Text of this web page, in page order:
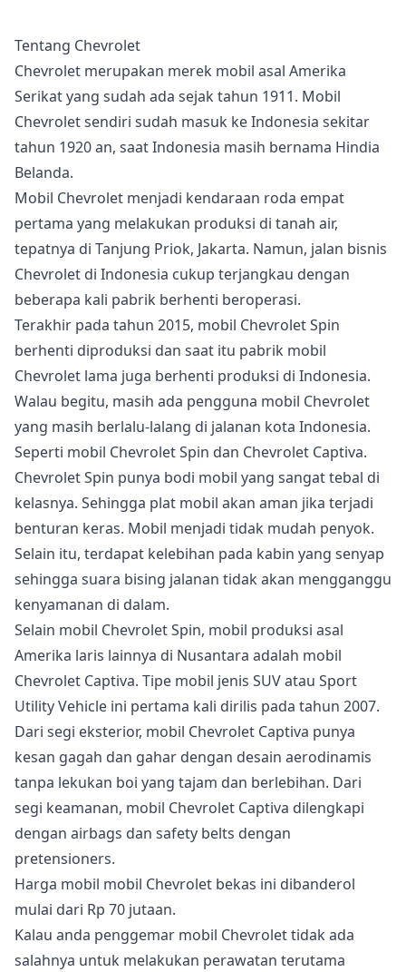
Tentang Chevrolet
Chevrolet merupakan merek mobil asal Amerika
Serikat yang sudah ada sejak tahun 1911. Mobil
Chevrolet sendiri sudah masuk ke Indonesia sekitar
tahun 1920 an, saat Indonesia masih bernama Hindia
Belanda.
Mobil Chevrolet menjadi kendaraan roda empat
pertama yang melakukan produksi di tanah air,
tepatnya di Tanjung Priok, Jakarta. Namun, jalan bisnis
Chevrolet di Indonesia cukup terjangkau dengan
beberapa kali pabrik berhenti beroperasi.
Terakhir pada tahun 2015, mobil Chevrolet Spin
berhenti diproduksi dan saat itu pabrik mobil
Chevrolet lama juga berhenti produksi di Indonesia.
Walau begitu, masih ada pengguna mobil Chevrolet
yang masih berlalu-lalang di jalanan kota Indonesia.
Seperti mobil Chevrolet Spin dan Chevrolet Captiva.
Chevrolet Spin punya bodi mobil yang sangat tebal di
kelasnya. Sehingga plat mobil akan aman jika terjadi
benturan keras. Mobil menjadi tidak mudah penyok.
Selain itu, terdapat kelebihan pada kabin yang senyap
sehingga suara bising jalanan tidak akan mengganggu
kenyamanan di dalam.
Selain mobil Chevrolet Spin, mobil produksi asal
Amerika laris lainnya di Nusantara adalah mobil
Chevrolet Captiva. Tipe mobil jenis SUV atau Sport
Utility Vehicle ini pertama kali dirilis pada tahun 2007.
Dari segi eksterior, mobil Chevrolet Captiva punya
kesan gagah dan gahar dengan desain aerodinamis
tanpa lekukan boi yang tajam dan berlebihan. Dari
segi keamanan, mobil Chevrolet Captiva dilengkapi
dengan airbags dan safety belts dengan
pretensioners.
Harga mobil mobil Chevrolet bekas ini dibanderol
mulai dari Rp 70 jutaan.
Kalau anda penggemar mobil Chevrolet tidak ada
salahnya untuk melakukan perawatan terutama